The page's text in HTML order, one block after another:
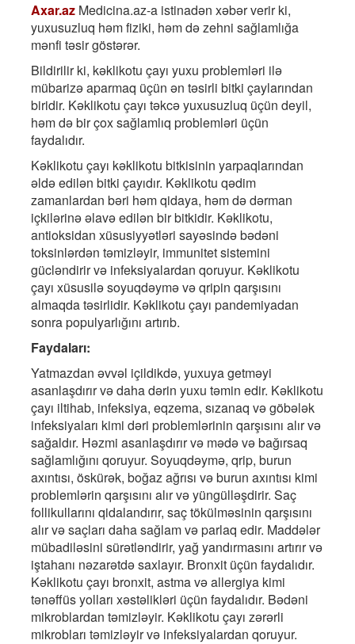
Axar.az Medicina.az-a istinadən xəbər verir ki,
yuxusuzluq həm fiziki, həm də zehni sağlamlığa
mənfi təsir göstərər.
Bildirilir ki, kəklikotu çayı yuxu problemləri ilə
mübarizə aparmaq üçün ən təsirli bitki çaylarından
biridir. Kəklikotu çayı təkcə yuxusuzluq üçün deyil,
həm də bir çox sağlamlıq problemləri üçün
faydalıdır.
Kəklikotu çayı kəklikotu bitkisinin yarpaqlarından
əldə edilən bitki çayıdır. Kəklikotu qədim
zamanlardan bəri həm qidaya, həm də dərman
içkilərinə əlavə edilən bir bitkidir. Kəklikotu,
antioksidan xüsusiyyətləri sayəsində bədəni
toksinlərdən təmizləyir, immunitet sistemini
gücləndirir və infeksiyalardan qoruyur. Kəklikotu
çayı xüsusilə soyuqdəymə və qripin qarşısını
almaqda təsirlidir. Kəklikotu çayı pandemiyadan
sonra populyarlığını artırıb.
Faydaları:
Yatmazdan əvvəl içildikdə, yuxuya getməyi
asanlaşdırır və daha dərin yuxu təmin edir. Kəklikotu
çayı iltihab, infeksiya, eqzema, sızanaq və göbələk
infeksiyaları kimi dəri problemlərinin qarşısını alır və
sağaldır. Həzmi asanlaşdırır və mədə və bağırsaq
sağlamlığını qoruyur. Soyuqdəymə, qrip, burun
axıntısı, öskürək, boğaz ağrısı və burun axıntısı kimi
problemlərin qarşısını alır və yüngülləşdirir. Saç
follikullarını qidalandırır, saç tökülməsinin qarşısını
alır və saçları daha sağlam və parlaq edir. Maddələr
mübadiləsini sürətləndirir, yağ yandırmasını artırır və
iştahanı nəzarətdə saxlayır. Bronxit üçün faydalıdır.
Kəklikotu çayı bronxit, astma və allergiya kimi
tənəffüs yolları xəstəlikləri üçün faydalıdır. Bədəni
mikroblardan təmizləyir. Kəklikotu çayı zərərli
mikrobları təmizləyir və infeksiyalardan qoruyur.